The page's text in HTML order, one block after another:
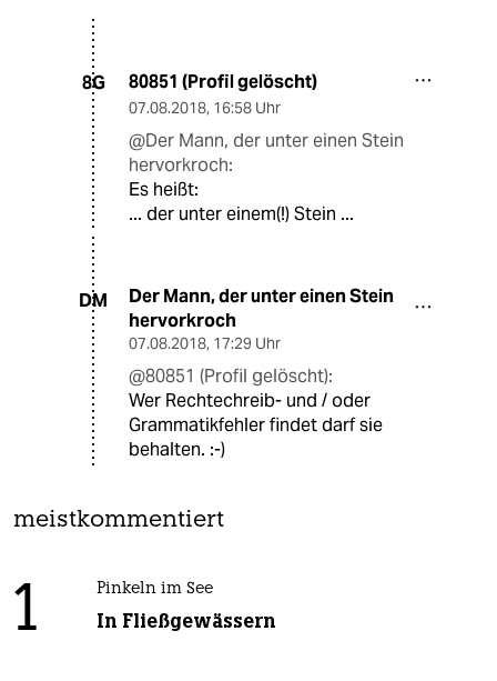
8G 80851 (Profil gelöscht)
07.08.2018, 16:58 Uhr
@Der Mann, der unter einen Stein
hervorkroch:
Es heißt:
... der unter einem(!) Stein ...
DM
Der Mann, der unter einen Stein
hervorkroch
07.08.2018, 17:29 Uhr
@80851 (Profil gelöscht):
Wer Rechtechreib- und / oder
Grammatikfehler findet darf sie
behalten. :-)
meistkommentiert
1 Pinkeln im See
In Fließgewässern